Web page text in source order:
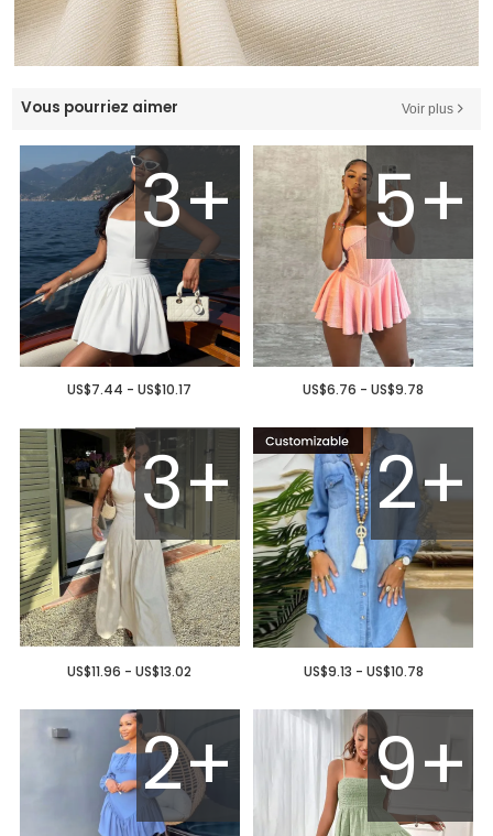
Vous pourriez aimer Voir plus
3+
US$7.44 - US$10.17
5+
US$6.76 - US$9.78
3+
US$11.96 - US$13.02
2+
US$9.13 - US$10.78
2+ 9+